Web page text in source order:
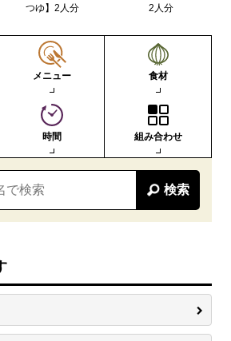
つゆ】2人分
2人分
メニュー 食材
時間 組み合わせ
検索